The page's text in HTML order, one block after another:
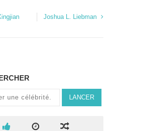
Joshua L. Liebman
LANCER